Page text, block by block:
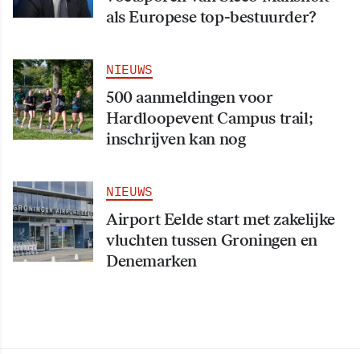
als Europese top-bestuurder?
NIEUWS
500 aanmeldingen voor
Hardloopevent Campus trail;
inschrijven kan nog
NIEUWS
Airport Eelde start met zakelijke
vluchten tussen Groningen en
Denemarken